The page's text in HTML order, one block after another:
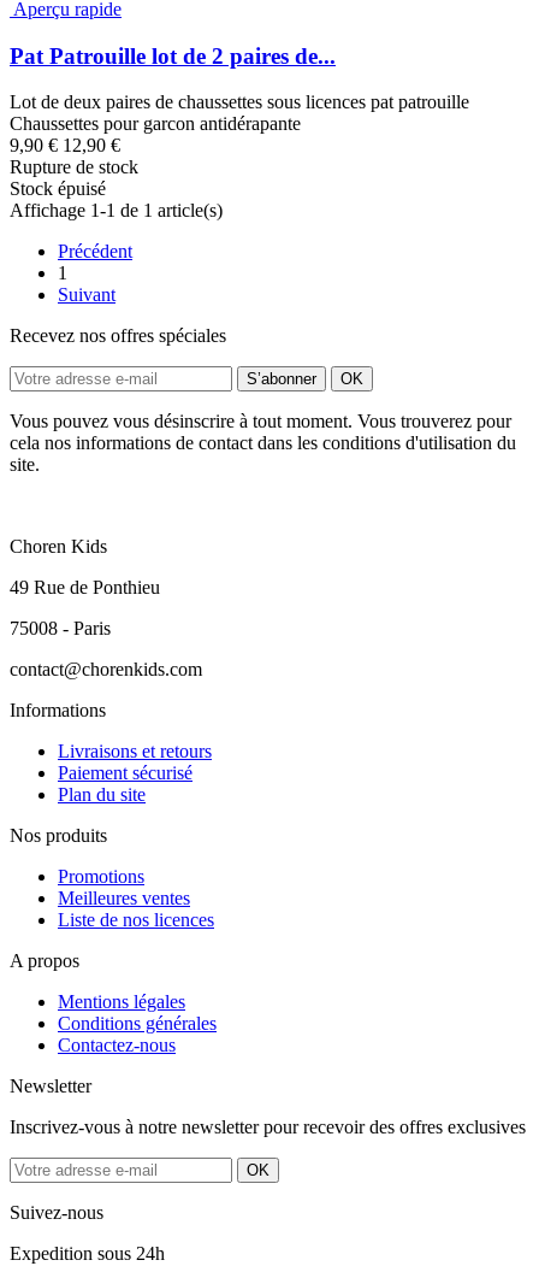
Aperçu rapide
Pat Patrouille lot de 2 paires de...
Lot de deux paires de chaussettes sous licences pat patrouille
Chaussettes pour garcon antidérapante
9,90 € 12,90 €
Rupture de stock
Stock épuisé
Affichage 1-1 de 1 article(s)
Précédent
1
Suivant
Recevez nos offres spéciales
Vous pouvez vous désinscrire à tout moment. Vous trouverez pour
cela nos informations de contact dans les conditions d'utilisation du
site.
Choren Kids
49 Rue de Ponthieu
75008 - Paris
contact@chorenkids.com
Informations
Livraisons et retours
Paiement sécurisé
Plan du site
Nos produits
Promotions
Meilleures ventes
Liste de nos licences
A propos
Mentions légales
Conditions générales
Contactez-nous
Newsletter
Inscrivez-vous à notre newsletter pour recevoir des offres exclusives
Suivez-nous
Expedition sous 24h